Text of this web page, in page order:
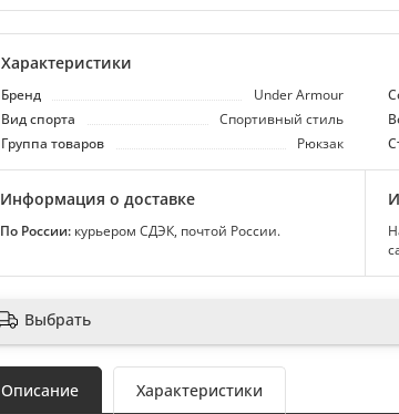
Характеристики
Бренд Under Armour
Вид спорта
Спортивный стиль
Группа товаров
Рюкзак
Информация о доставке
По России: курьером СДЭК, почтой России.
Выбрать
Описание Характеристики